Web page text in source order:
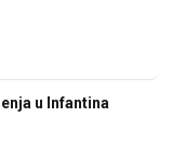
u Infantina